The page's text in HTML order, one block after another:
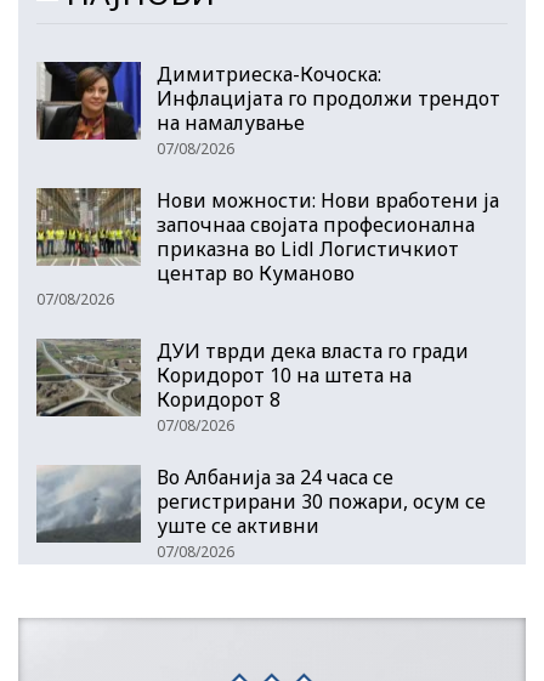
Димитриеска-Кочоска:
Инфлацијата го продолжи трендот
на намалување
07/08/2026
Нови можности: Нови вработени ја
започнаа својата професионална
приказна во Lidl Логистичкиот
центар во Куманово
07/08/2026
ДУИ тврди дека власта го гради
Коридорот 10 на штета на
Коридорот 8
07/08/2026
Во Албанија за 24 часа се
регистрирани 30 пожари, осум се
уште се активни
07/08/2026